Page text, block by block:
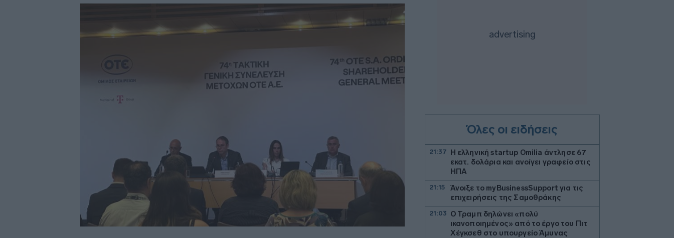
Όλες οι ειδήσεις
21:37
Η ελληνική startup Omilia άντλησε 67
εκατ. δολάρια και ανοίγει γραφείο στις
ΗΠΑ
21:15
Άνοιξε το myBusinessSupport για τις
επιχειρήσεις της Σαμοθράκης
21:03 Ο Τραμπ δηλώνει «πολύ
ικανοποιημένος» από το έργο του Πιτ
Χέγκσεθ στο υπουργείο Άμυνας